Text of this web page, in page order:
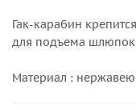
Гак-карабин
для подъема шлюпок,
Материал :